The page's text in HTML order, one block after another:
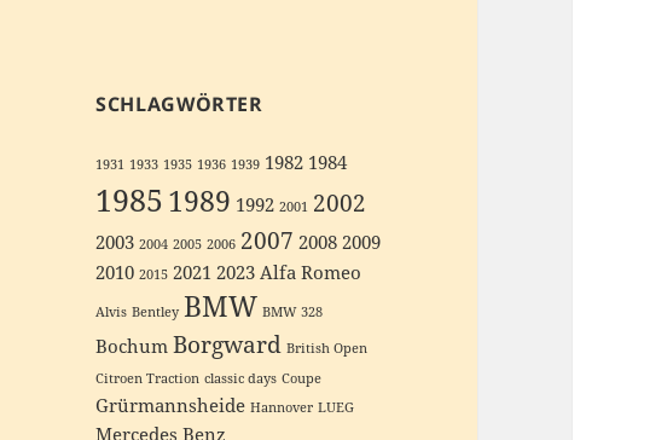
SCHLAGWÖRTER
1931 1933 1935 1936 1939 1982 1984
19851989 1992 2001 2002
2003 2004 2005 2006 2007 20082009
2010 2015 2021 2023Alfa Romeo
Alvis Bentley BMW BMW 328
BochumBorgward British Open
Citroen Traction classic days Coupe
Grürmannsheide Hannover LUEG
Mercedes Benz